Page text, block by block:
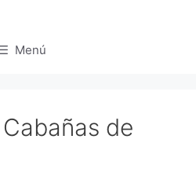
Menú
de